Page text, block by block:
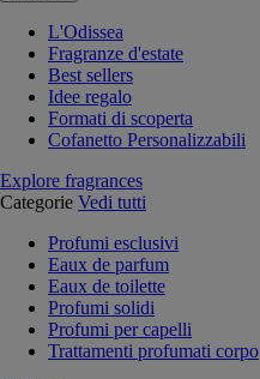
L'Odissea
Fragranze d'estate
Best sellers
Idee regalo
Formati di scoperta
Cofanetto Personalizzabili
Explore fragrances
Categorie Vedi tutti
Profumi esclusivi
Eaux de parfum
Eaux de toilette
Profumi solidi
Profumi per capelli
Trattamenti profumati corpo